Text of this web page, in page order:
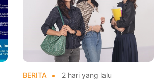
BERITA 2 hari yang lalu